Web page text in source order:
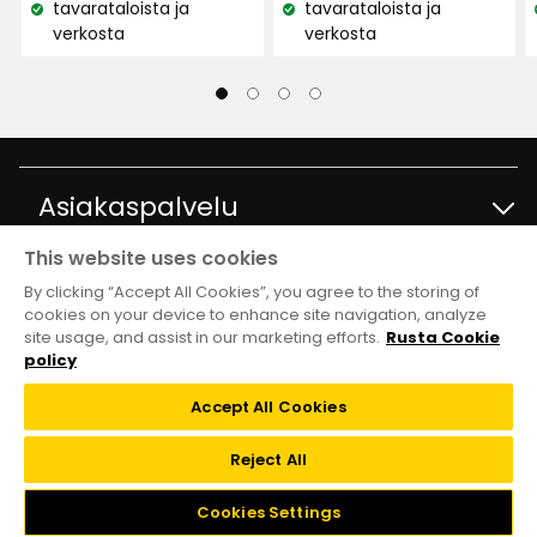
Katso
saatavuus:
tavarataloista ja
verkosta
Katso
saatavuus:
tavarataloista ja
verkosta
Asiakaspalvelu
Kysymyksiä ja vastauksia
Takuut ja reklamaatiot
Tietoja
Tavaratalot ja aukioloajat
Vastuullisuus ja laatu
Club Rusta
Klubitarjoukset
Verkkokauppa
This website uses cookies
By clicking “Accept All Cookies”, you agree to the storing of
cookies on your device to enhance site navigation, analyze
site usage, and assist in our marketing efforts. Rusta Cookie
policy
Accept All Cookies
Reject All
Cookies Settings